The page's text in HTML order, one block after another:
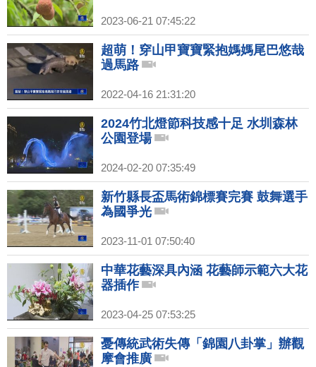
2023-06-21 07:45:22
超萌！穿山甲寶寶緊抱媽媽尾巴悠哉
過馬路
2022-04-16 21:31:20
2024竹北燈節科技感十足 水圳森林
公園登場
2024-02-20 07:35:49
新竹縣長盃馬術錦標賽完賽 鼓舞選手
為國爭光
2023-11-01 07:50:40
中華花藝深具內涵 花藝師示範六大花
器插作
2023-04-25 07:53:25
憂傳統武術失傳「錦園八卦掌」辦觀
摩會推廣